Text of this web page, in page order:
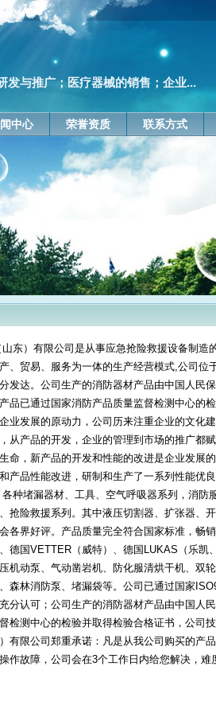
发与推广；医疗器械的销售；企业...
中心 荣誉资质 联系方式
东）有限公司是从事应急抢险救援设备制造
、贸易、服务为一体的生产经营模式,公司位
发达。公司生产的消防器材产品由中国人民
品已通过国家消防产品质量监督检测中心的
业发展的原动力，公司历来注重企业的文化
从产品的开发，企业的管理到市场的推广都
命，新产品的开发和性能的改进是企业发展
产品性能改进，研制和生产了一系列性能优
种堵漏器材、工具、空气呼吸器系列，消防
抢险救援系列。其中液压切割器、扩张器、
各界好评。产品质量完全符合国家标准，畅
德国VETTER（威特）、德国LUKAS（乐
压机动泵、气动凿岩机、防化服清烘干机、
森林消防泵、堵漏袋等。 公司已通过国家
分认可；公司生产的消防器材产品由中国人
检测中心的检验并取得检验合格证书，公司
有限公司郑重承诺：凡是从我公司购买的产
作故障，公司会在3个工作日内给您解决，